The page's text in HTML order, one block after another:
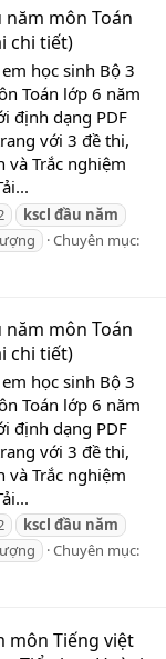
môn Toán
chi tiết)
học sinh Bộ 3
Toán lớp 6 năm
định dạng PDF
với 3 đề thi,
và Trắc nghiệm
kscl đầu năm
Chuyên mục:
môn Toán
chi tiết)
học sinh Bộ 3
Toán lớp 6 năm
định dạng PDF
với 3 đề thi,
và Trắc nghiệm
kscl đầu năm
Chuyên mục:
môn Tiếng việt